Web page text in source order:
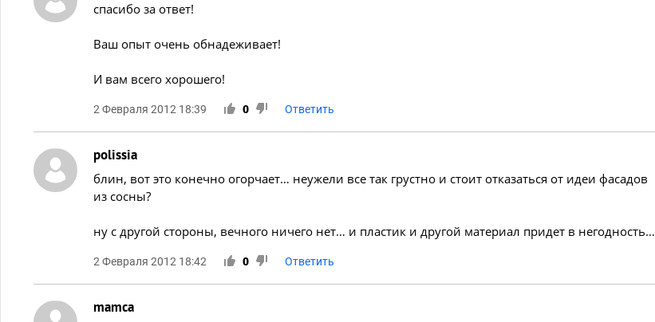
спасибо за ответ!
Ваш опыт очень обнадеживает!
И вам всего хорошего!
2 Февраля 2012 18:39 0 Ответить
polissia
блин, вот это конечно огорчает… неужели все так грустно и стоит отказаться от идеи фасадов
из сосны?
ну с другой стороны, вечного ничего нет… и пластик и другой материал придет в негодность…
2 Февраля 2012 18:42 0 Ответить
mamca